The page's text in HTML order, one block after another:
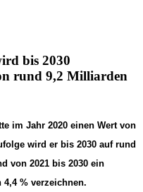
bis 2030
rund 9,2 Milliarden
im Jahr 2020 einen Wert von
wird er bis 2030 auf rund
von 2021 bis 2030 ein
% verzeichnen.